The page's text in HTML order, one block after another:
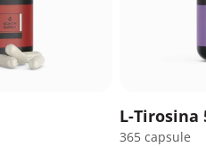
L-Tirosina
365 capsule